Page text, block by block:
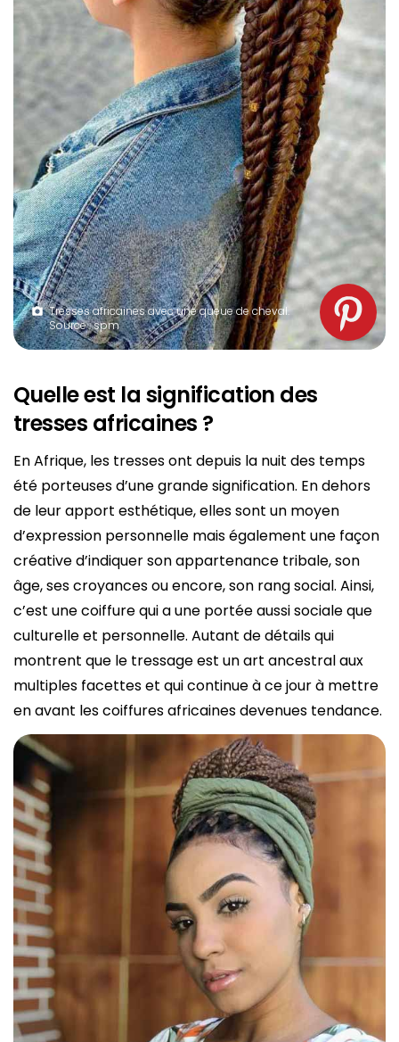
Tresses africaines avec une queue de cheval.
Source : spm
Quelle est la signification des
tresses africaines ?
En Afrique, les tresses ont depuis la nuit des temps
été porteuses d’une grande signification. En dehors
de leur apport esthétique, elles sont un moyen
d’expression personnelle mais également une façon
créative d’indiquer son appartenance tribale, son
âge, ses croyances ou encore, son rang social. Ainsi,
c’est une coiffure qui a une portée aussi sociale que
culturelle et personnelle. Autant de détails qui
montrent que le tressage est un art ancestral aux
multiples facettes et qui continue à ce jour à mettre
en avant les coiffures africaines devenues tendance.